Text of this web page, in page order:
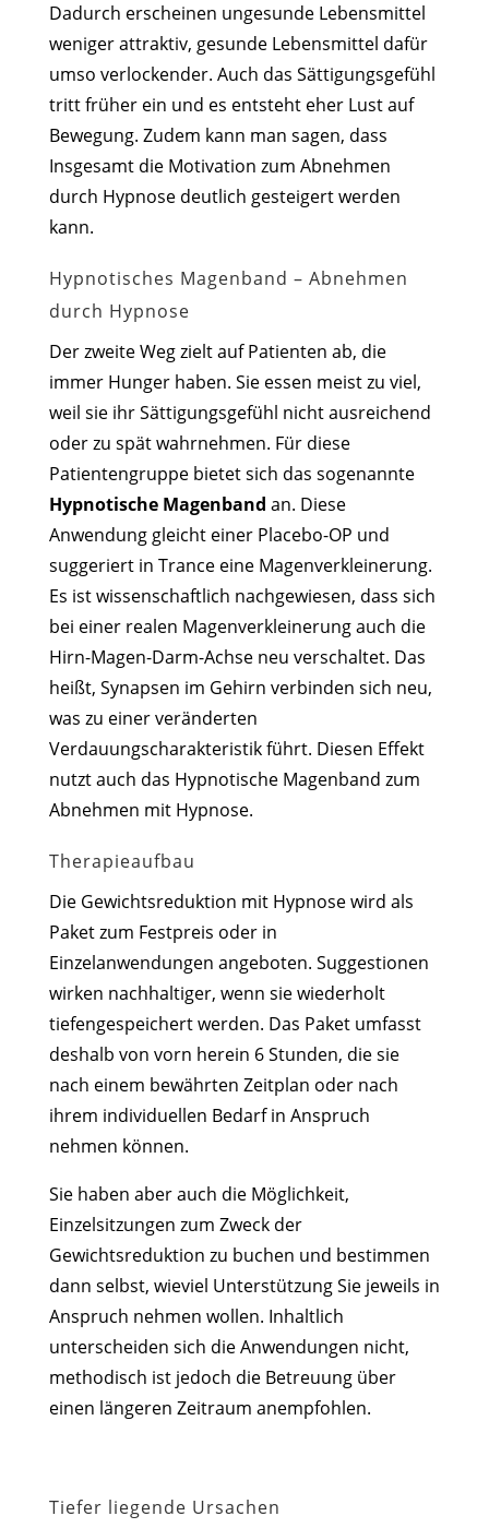
Dadurch erscheinen ungesunde Lebensmittel
weniger attraktiv, gesunde Lebensmittel dafür
umso verlockender. Auch das Sättigungsgefühl
tritt früher ein und es entsteht eher Lust auf
Bewegung. Zudem kann man sagen, dass
Insgesamt die Motivation zum Abnehmen
durch Hypnose deutlich gesteigert werden
kann.
Hypnotisches Magenband – Abnehmen
durch Hypnose
Der zweite Weg zielt auf Patienten ab, die
immer Hunger haben. Sie essen meist zu viel,
weil sie ihr Sättigungsgefühl nicht ausreichend
oder zu spät wahrnehmen. Für diese
Patientengruppe bietet sich das sogenannte
Hypnotische Magenband an. Diese
Anwendung gleicht einer Placebo-OP und
suggeriert in Trance eine Magenverkleinerung.
Es ist wissenschaftlich nachgewiesen, dass sich
bei einer realen Magenverkleinerung auch die
Hirn-Magen-Darm-Achse neu verschaltet. Das
heißt, Synapsen im Gehirn verbinden sich neu,
was zu einer veränderten
Verdauungscharakteristik führt. Diesen Effekt
nutzt auch das Hypnotische Magenband zum
Abnehmen mit Hypnose.
Therapieaufbau
Die Gewichtsreduktion mit Hypnose wird als
Paket zum Festpreis oder in
Einzelanwendungen angeboten. Suggestionen
wirken nachhaltiger, wenn sie wiederholt
tiefengespeichert werden. Das Paket umfasst
deshalb von vorn herein 6 Stunden, die sie
nach einem bewährten Zeitplan oder nach
ihrem individuellen Bedarf in Anspruch
nehmen können.
Sie haben aber auch die Möglichkeit,
Einzelsitzungen zum Zweck der
Gewichtsreduktion zu buchen und bestimmen
dann selbst, wieviel Unterstützung Sie jeweils in
Anspruch nehmen wollen. Inhaltlich
unterscheiden sich die Anwendungen nicht,
methodisch ist jedoch die Betreuung über
einen längeren Zeitraum anempfohlen.
Tiefer liegende Ursachen